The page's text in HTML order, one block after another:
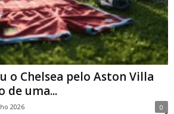
o Chelsea pelo Aston Villa
de uma...
2026 0